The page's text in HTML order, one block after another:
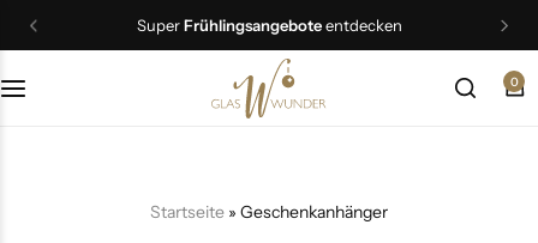
SuperFrühlingsangeboteentdecken
0
Startseite » Geschenkanhänger
Geschenkideen